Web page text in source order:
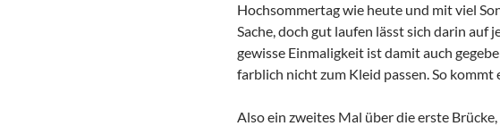
Hochsommertag wie heute und mit viel
Sache, doch gut laufen lässt sich darin auf
gewisse Einmaligkeit ist damit auch
farblich nicht zum Kleid passen. So kommt
Also ein zweites Mal über die erste